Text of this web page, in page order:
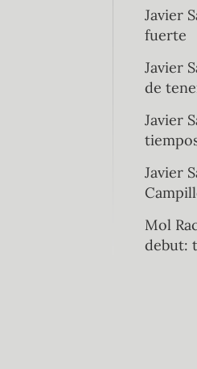
Javier
fuerte
Javier
de
Javier
Javier
Mol
debut: